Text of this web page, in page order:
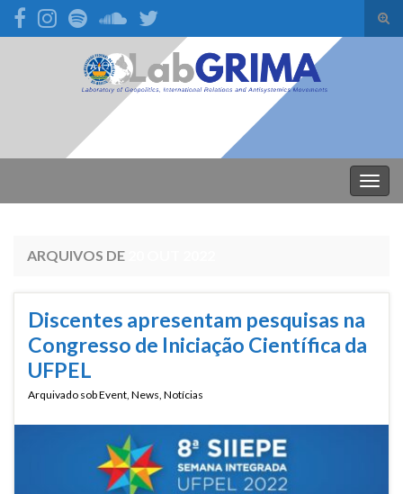
Search for:
ARQUIVOS DE
Discentes apresentam pesquisas na
Congresso de Iniciação Científica da
UFPEL
Arquivado sobEvent, News, Notícias